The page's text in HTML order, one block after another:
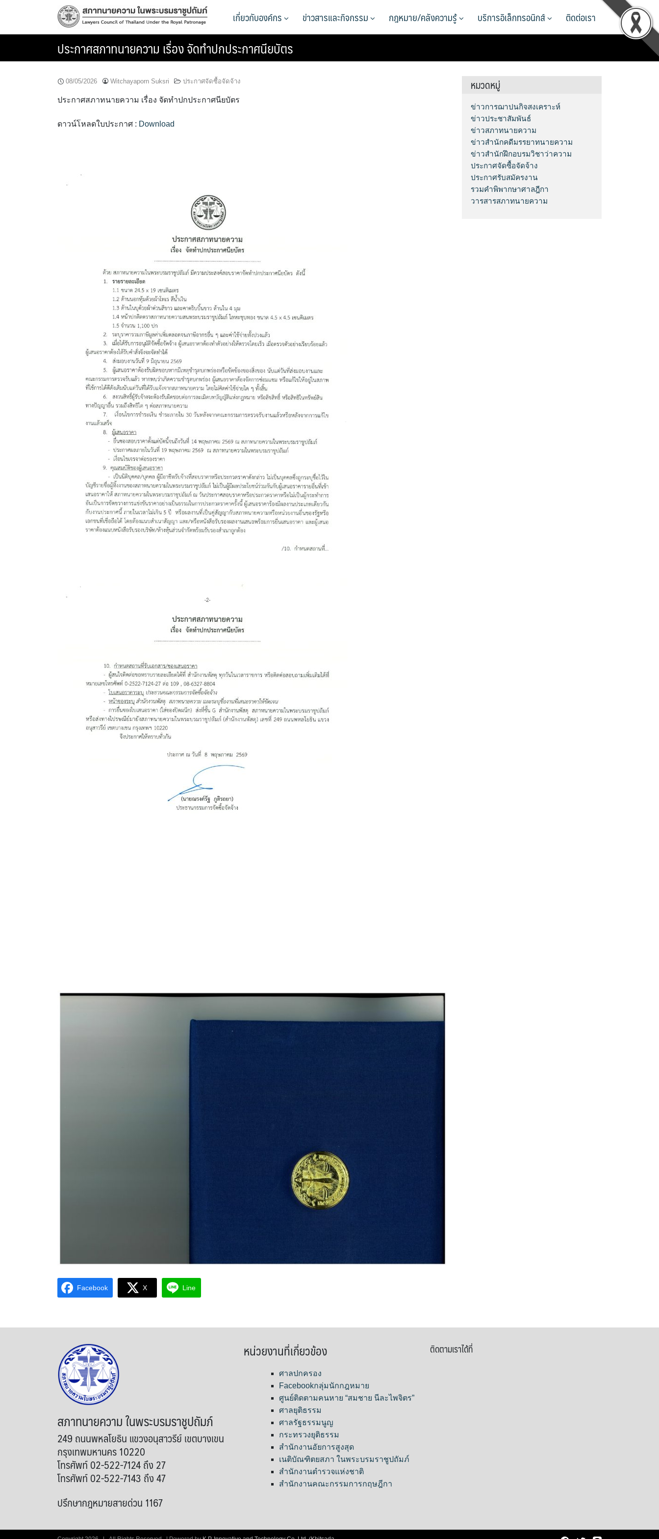
เกี่ยวกับองค์กร ข่าวสารและกิจกรรม กฎหมาย/คลังความรู้ บริการอิเล็กทรอนิกส์ ติดต่อเรา
ประกาศสภาทนายความ เรื่อง จัดทำปกประกาศนียบัตร
08/05/2026 Witchayaporn Suksri ประกาศจัดซื้อจัดจ้าง
ประกาศสภาทนายความ เรื่อง จัดทำปกประกาศนียบัตร
ดาวน์โหลดใบประกาศ : Download
Facebook X Line
หมวดหมู่
ข่าวการฌาปนกิจสงเคราะห์
ข่าวประชาสัมพันธ์
ข่าวสภาทนายความ
ข่าวสำนักคดีมรรยาทนายความ
ข่าวสำนักฝึกอบรมวิชาว่าความ
ประกาศจัดซื้อจัดจ้าง
ประกาศรับสมัครงาน
รวมคำพิพากษาศาลฎีกา
วารสารสภาทนายความ
สภาทนายความ ในพระบรมราชูปถัมภ์
249 ถนนพหลโยธิน แขวงอนุสาวรีย์ เขตบางเขน
กรุงเทพมหานคร 10220
โทรศัพท์ 02-522-7124 ถึง 27
โทรศัพท์ 02-522-7143 ถึง 47
ปรึกษากฎหมายสายด่วน 1167
หน่วยงานที่เกี่ยวข้อง
ศาลปกครอง
Facebookกลุ่มนักกฎหมาย
ศูนย์ติดตามคนหาย “สมชาย นีละไพจิตร”
ศาลยุติธรรม
ศาลรัฐธรรมนูญ
กระทรวงยุติธรรม
สำนักงานอัยการสูงสุด
เนติบัณฑิตยสภา ในพระบรมราชูปถัมภ์
สำนักงานตำรวจแห่งชาติ
สำนักงานคณะกรรมการกฤษฎีกา
ติดตามเราได้ที่